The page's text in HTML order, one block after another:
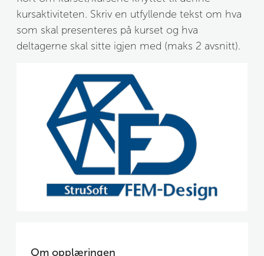
kursaktiviteten. Skriv en utfyllende tekst om hva
som skal presenteres på kurset og hva
deltagerne skal sitte igjen med (maks 2 avsnitt).
Om opplæringen